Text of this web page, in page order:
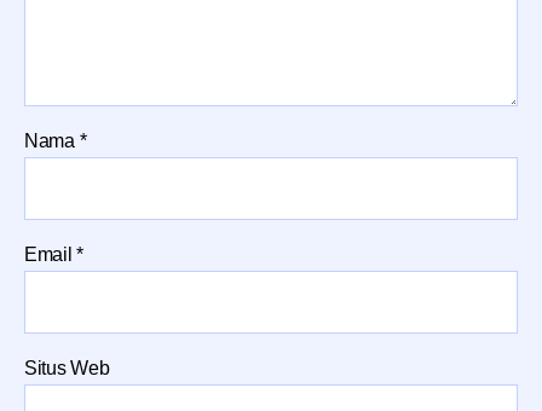
Nama *
Email*
Situs Web